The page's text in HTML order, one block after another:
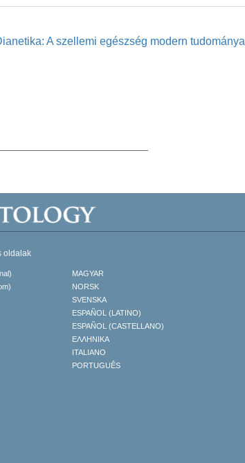
A szellemi egészség modern tudománya
oldalak
MAGYAR
NORSK
SVENSKA
ESPAÑOL (LATINO)
ESPAÑOL (CASTELLANO)
ΕΛΛΗΝΙΚA
ITALIANO
PORTUGUÊS